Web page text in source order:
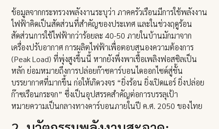
ข้อมูลจากกระทรวงพลังงานระบุว่า ภาคครัวเรือนมีการใช้พลังงาน
ไฟฟ้าคิดเป็นสัดส่วนที่สำคัญของประเทศ และในช่วงฤดูร้อน
สัดส่วนการใช้ไฟฟ้ากว่าร้อยละ 40-50 ภายในบ้านมักมาจาก
เครื่องปรับอากาศ การผลิตไฟฟ้าเพื่อตอบสนองความต้องการ
(Peak Load) ที่พุ่งสูงขึ้นนี้ หากยังพึ่งพาเชื้อเพลิงฟอสซิลเป็น
หลัก ย่อมหมายถึงการปล่อยก๊าซคาร์บอนไดออกไซด์สู่ชั้น
บรรยากาศที่มากขึ้น ก่อให้เกิดวงจร “ยิ่งร้อน ยิ่งเปิดแอร์ ยิ่งปล่อย
ก๊าซเรือนกระจก” ซึ่งเป็นอุปสรรคสำคัญต่อการบรรลุเป้า
หมายความเป็นกลางทางคาร์บอนภายในปี ค.ศ. 2050 ของไทย